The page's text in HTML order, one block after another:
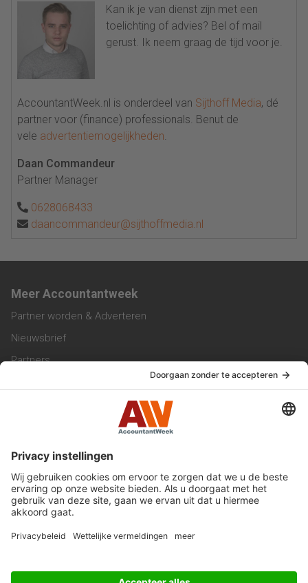
Kan ik je van dienst zijn met een
toelichting of advies? Bel of mail
gerust. Ik neem graag de tijd voor je.
AccountantWeek.nl is onderdeel van Sijthoff Media, dé
partner voor (finance) professionals. Benut de
vele advertentiemogelijkheden.
Daan Commandeur
Partner Manager
0628068433
daancommandeur@sijthoffmedia.nl
Meer Accountantweek
Partner worden & Adverteren
Nieuwsbrief
Partners
Werken bij ons
Privacy Statement
Algemene Voorwaarden
Privacyinstellingen